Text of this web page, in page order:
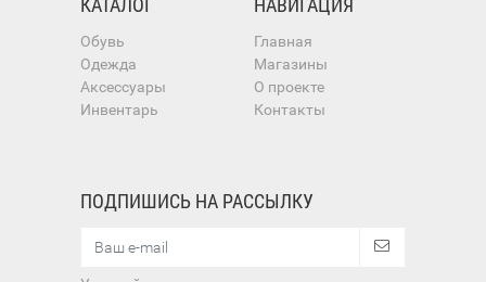
Обувь
Одежда
Аксессуары
Инвентарь
Главная
Магазины
О проекте
Контакты
ПОДПИШИСЬ НА РАССЫЛКУ